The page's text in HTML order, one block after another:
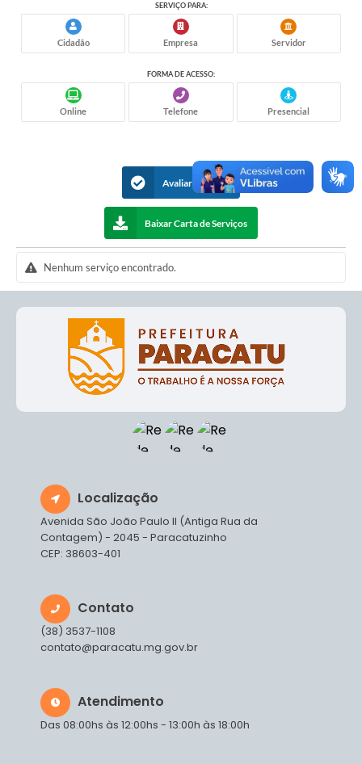
compromissos de atendimento estabelecidos. A
partir da transparência, a Carta de Serviços se
apresenta como instrumento educativo e
elucidativo.
SERVIÇO PARA:
Cidadão Empresa Servidor
FORMA DE ACESSO:
Online Telefone Presencial
Avaliar Serviços
Baixar Carta de Serviços
Nenhum serviço encontrado.
Localização
Avenida São João Paulo II (Antiga Rua da
Contagem) - 2045 - Paracatuzinho
CEP: 38603-401
Contato
(38) 3537-1108
contato@paracatu.mg.gov.br
Atendimento
Das 08:00hs às 12:00hs - 13:00h às 18:00h